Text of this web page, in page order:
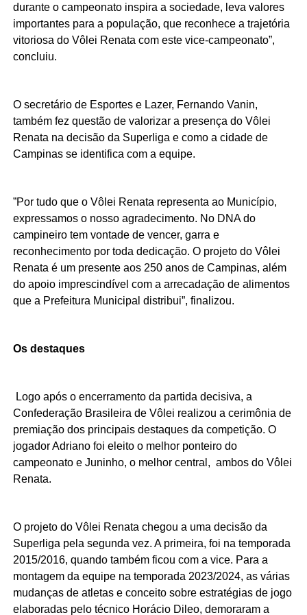
durante o campeonato inspira a sociedade, leva valores
importantes para a população, que reconhece a trajetória
vitoriosa do Vôlei Renata com este vice-campeonato”,
concluiu.
O secretário de Esportes e Lazer, Fernando Vanin,
também fez questão de valorizar a presença do Vôlei
Renata na decisão da Superliga e como a cidade de
Campinas se identifica com a equipe.
”Por tudo que o Vôlei Renata representa ao Município,
expressamos o nosso agradecimento. No DNA do
campineiro tem vontade de vencer, garra e
reconhecimento por toda dedicação. O projeto do Vôlei
Renata é um presente aos 250 anos de Campinas, além
do apoio imprescindível com a arrecadação de alimentos
que a Prefeitura Municipal distribui”, finalizou.
Os destaques
Logo após o encerramento da partida decisiva, a
Confederação Brasileira de Vôlei realizou a cerimônia de
premiação dos principais destaques da competição. O
jogador Adriano foi eleito o melhor ponteiro do
campeonato e Juninho, o melhor central, ambos do Vôlei
Renata.
O projeto do Vôlei Renata chegou a uma decisão da
Superliga pela segunda vez. A primeira, foi na temporada
2015/2016, quando também ficou com a vice. Para a
montagem da equipe na temporada 2023/2024, as várias
mudanças de atletas e conceito sobre estratégias de jogo
elaboradas pelo técnico Horácio Dileo, demoraram a